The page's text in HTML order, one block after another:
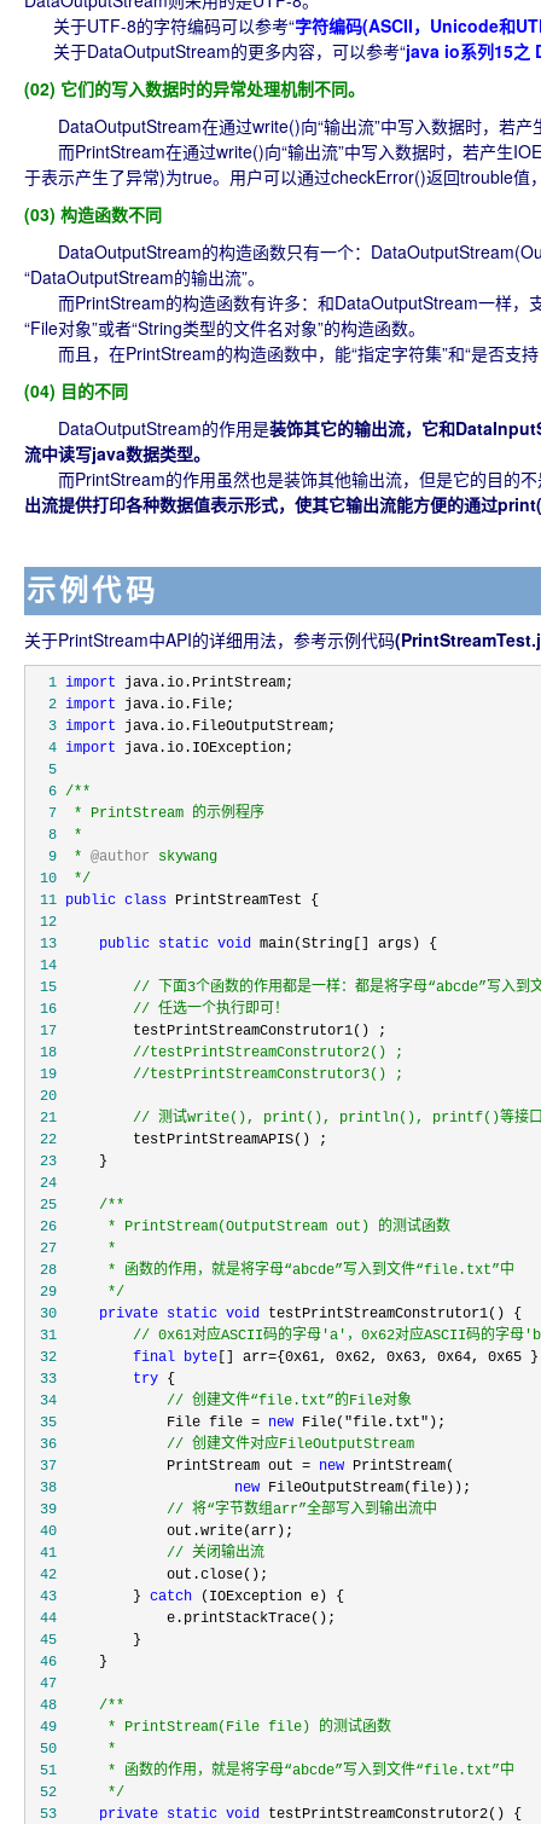
关于UTF-8的字符编码可以参考“字符编码(ASCII，Unicode和
关于DataOutputStream的更多内容，可以参考“java io系列15之
(02) 它们的写入数据时的异常处理机制不同。
DataOutputStream在通过write()向“输出流”中写入数据时，若产
而PrintStream在通过write()向“输出流”中写入数据时，若产生
于表示产生了异常)为true。用户可以通过checkError()返回trouble值
(03) 构造函数不同
DataOutputStream的构造函数只有一个：
“DataOutputStream的输出流”。
而PrintStream的构造函数有许多：和DataOutputStream一样，
“File对象”或者“String类型的文件名对象”的构造函数。
而且，在PrintStream的构造函数中，能“指定字符集”和“是否支
(04) 目的不同
DataOutputStream的作用是装饰其它的输出流，它和
流中读写java数据类型。
而PrintStream的作用虽然也是装饰其他输出流，但是它的目的
出流提供打印各种数据值表示形式，使其它输出流能方便的通过
示例代码
关于PrintStream中API的详细用法，参考示例代码
  1
import
  2
import
  3
import
  4
import
  5
  6
/**
  7
  8
  9
* @author
10
*/
11 public class
12
13
public static void
14
15
//
16
// 任选一个执行即可！
17
18
//
19
//
20
21
// 测试write(), print(), println(), printf()等接口
22
23
24
25
/**
26
27
28
29
*/
30
private static void
31
// 0x61对应ASCII码的字母'a'，0x62对应ASCII码的字
32
final byte [] arr={0x61, 0x62, 0x63, 0x64, 0x65
33
try
34
// 创建文件“file.txt”的File对象
35
             File file =
new File("file.txt"
36
// 创建文件对应FileOutputStream
37
             PrintStream out =
new
38
new
39
// 将“字节数组arr”全部写入到输出流中
40
41
// 关闭输出流
42
43
         }
catch
44
45
46
47
48
/**
49
50
51
52
*/
53
private static void